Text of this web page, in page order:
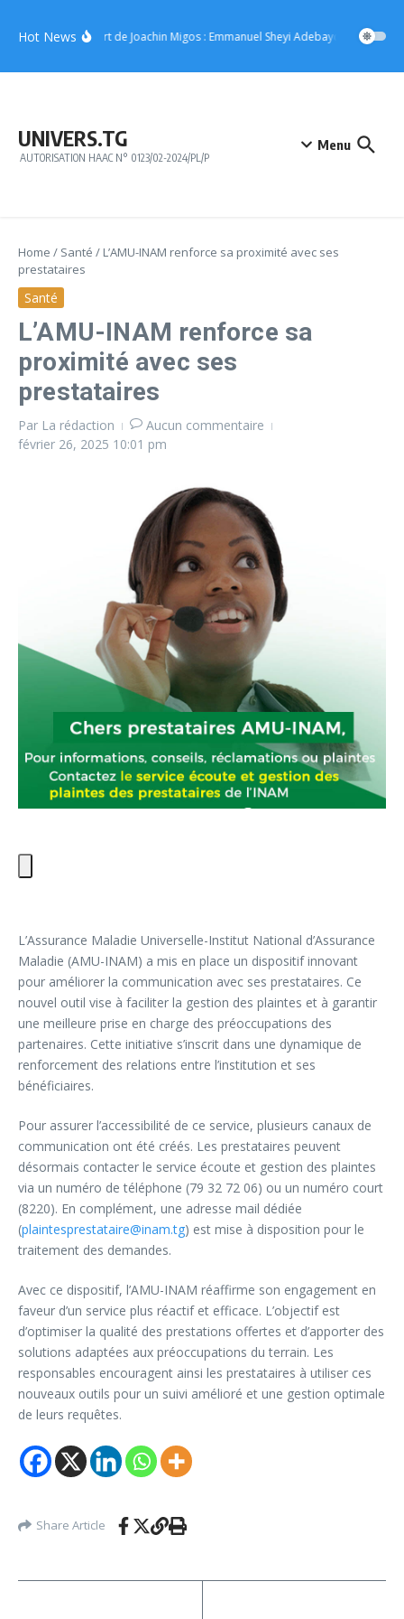
Hot NewsConcert de Joachin Migos : Emmanuel Sheyi Adebayor offre 10
UNIVERS.TG
AUTORISATION HAAC N° 0123/02-2024/PL/P
Menu
Home / Santé / L’AMU-INAM renforce sa proximité avec ses
prestataires
Santé
L’AMU-INAM renforce sa
proximité avec ses
prestataires
Par La rédaction
Aucun commentaire
février 26, 2025 10:01 pm
L’Assurance Maladie Universelle-Institut National d’Assurance
Maladie (AMU-INAM) a mis en place un dispositif innovant
pour améliorer la communication avec ses prestataires. Ce
nouvel outil vise à faciliter la gestion des plaintes et à garantir
une meilleure prise en charge des préoccupations des
partenaires. Cette initiative s’inscrit dans une dynamique de
renforcement des relations entre l’institution et ses
bénéficiaires.
Pour assurer l’accessibilité de ce service, plusieurs canaux de
communication ont été créés. Les prestataires peuvent
désormais contacter le service écoute et gestion des plaintes
via un numéro de téléphone (79 32 72 06) ou un numéro court
(8220). En complément, une adresse mail dédiée
(plaintesprestataire@inam.tg) est mise à disposition pour le
traitement des demandes.
Avec ce dispositif, l’AMU-INAM réaffirme son engagement en
faveur d’un service plus réactif et efficace. L’objectif est
d’optimiser la qualité des prestations offertes et d’apporter des
solutions adaptées aux préoccupations du terrain. Les
responsables encouragent ainsi les prestataires à utiliser ces
nouveaux outils pour un suivi amélioré et une gestion optimale
de leurs requêtes.
Share Article